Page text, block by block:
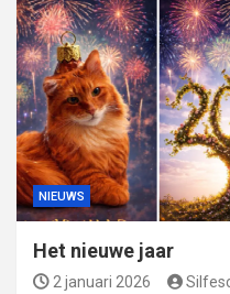
NIEUWS
Het nieuwe jaar
2 januari 2026